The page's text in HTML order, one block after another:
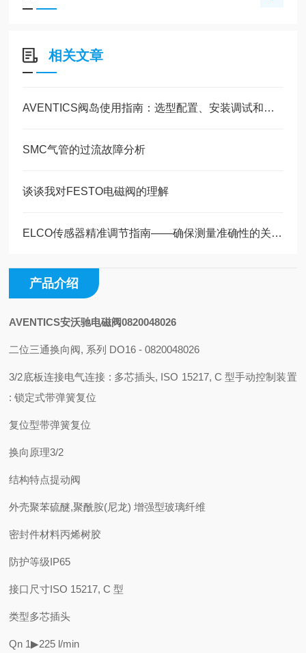
相关文章
AVENTICS阀岛使用指南：选型配置、安装调试和维护管理
SMC气管的过流故障分析
谈谈我对FESTO电磁阀的理解
ELCO传感器精准调节指南——确保测量准确性的关键步骤
产品介绍
AVENTICS安沃驰电磁阀0820048026
二位三通换向阀, 系列 DO16 - 0820048026
3/2底板连接电气连接 : 多芯插头, ISO 15217, C 型手动控制装置
: 锁定式带弹簧复位
复位型带弹簧复位
换向原理3/2
结构特点提动阀
外壳聚苯硫醚,聚酰胺(尼龙) 增强型玻璃纤维
密封件材料丙烯树胶
防护等级IP65
接口尺寸ISO 15217, C 型
类型多芯插头
Qn 1▶225 l/min